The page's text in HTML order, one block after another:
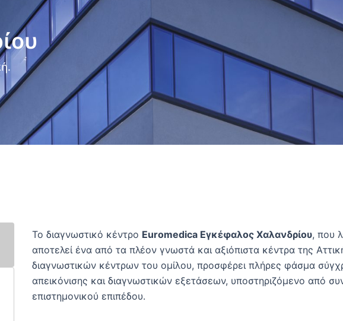
Το διαγνωστικό κέντρο Euromedica Εγκέφαλος Χαλανδρίου, που
αποτελεί ένα από τα πλέον γνωστά και αξιόπιστα κέντρα της
διαγνωστικών κέντρων του ομίλου, προσφέρει πλήρες φάσμα
απεικόνισης και διαγνωστικών εξετάσεων, υποστηριζόμενο από
επιστημονικού επιπέδου.